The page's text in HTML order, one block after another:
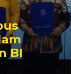
BI